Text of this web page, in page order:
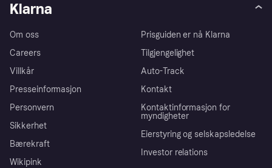
Klarna
Om oss
Careers
Villkår
Presseinformasjon
Personvern
Sikkerhet
Bærekraft
Wikipink
Prisguiden er nå Klarna
Tilgjengelighet
Auto-Track
Kontakt
Kontaktinformasjon for
myndigheter
Eierstyring og selskapsledelse
Investor relations